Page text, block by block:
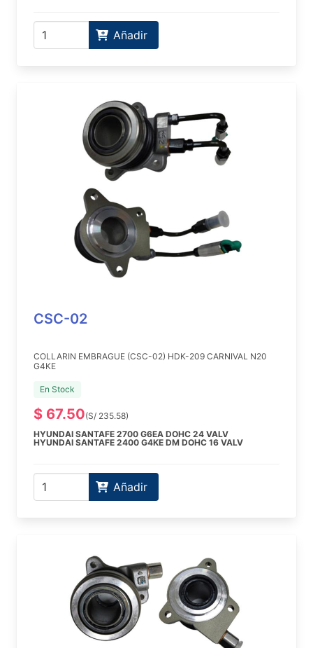
Añadir
CSC-02
COLLARIN EMBRAGUE (CSC-02) HDK-209 CARNIVAL N20
G4KE
En Stock
$ 67.50(S/ 235.58)
HYUNDAI SANTAFE 2700 G6EA DOHC 24 VALV
HYUNDAI SANTAFE 2400 G4KE DM DOHC 16 VALV
Añadir